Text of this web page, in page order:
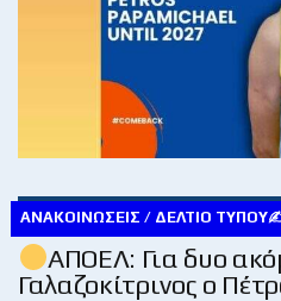
ΑΝΑΚΟΙΝΏΣΕΙΣ / ΔΕΛΤΊΟ
ΑΠΟΕΛ: Για δυο
Γαλαζοκίτρινος ο